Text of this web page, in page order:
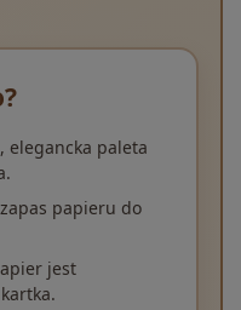
elegancka paleta
papieru do
jest